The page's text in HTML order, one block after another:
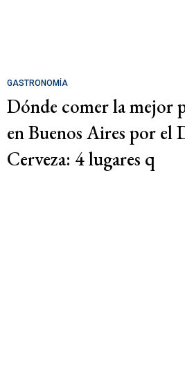
GASTRONOMÍA
Dónde comer la mejor
en Buenos Aires por el
Cerveza: 4 lugares q